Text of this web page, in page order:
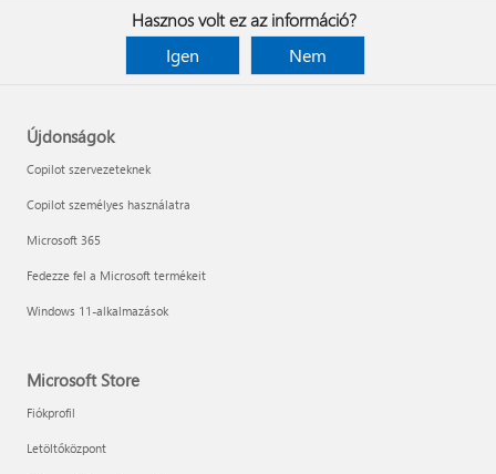
Hasznos volt ez az információ?
Igen
Nem
Újdonságok
Copilot szervezeteknek
Copilot személyes használatra
Microsoft 365
Fedezze fel a Microsoft termékeit
Windows 11-alkalmazások
Microsoft Store
Fiókprofil
Letöltőközpont